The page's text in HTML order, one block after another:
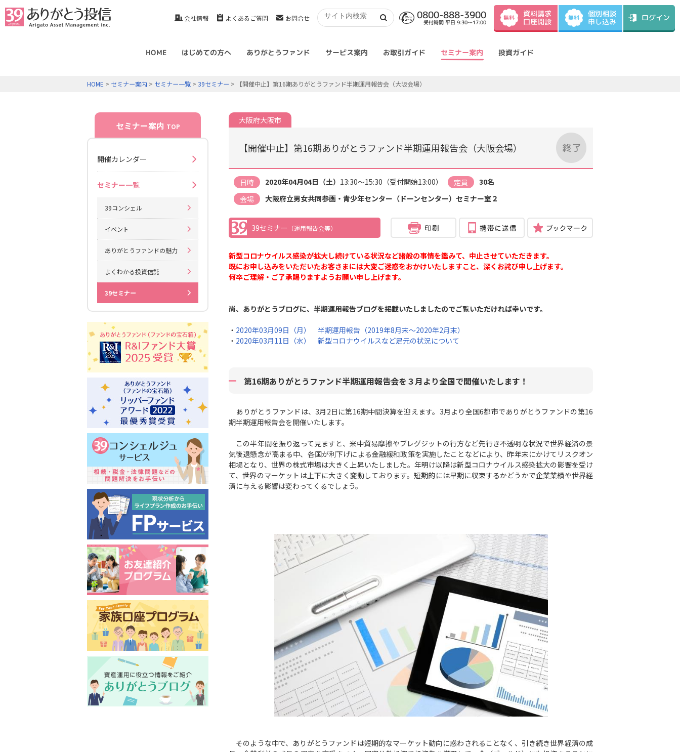
会社情報 よくあるご質問 お問合せ 0800-888-3900
受付時間 平日 9:30～17:00
無料 資料請求
口座開設 無料 個別相談
申し込み ログイン
HOME はじめての方へ ありがとうファンド サービス案内 お取引ガイド セミナー案内 投資ガイド
HOME > セミナー案内 > セミナー一覧 > 39セミナー > 【開催中止】第16期ありがとうファンド半期運用報告会（大阪会場）
大阪府大阪市
【開催中止】第16期ありがとうファンド半期運用報告会（大阪会場）
日時 2020年04月04日（土） 13:30～15:30（受付開始13:00） 定員
30名
会場
大阪府立男女共同参画・青少年センター（ドーンセンター）セミナー室２
39セミナー （運用報告会等）
新型コロナウイルス感染が拡大し続けている状況など諸般の事情を鑑みて、中止させていただきます。
既にお申し込みをいただいたお客さまには大変ご迷惑をおかけいたしますこと、深くお詫び申し上げます。
何卒ご理解・ご了承賜りますようお願い申し上げます。
尚、ありがとうブログに、半期運用報告ブログを掲載いたしましたのでご覧いただければ幸いです。
・ 2020年03月09日（月） 半期運用報告（2019年8月末～2020年2月末）
・ 2020年03月11日（水） 新型コロナウイルスなど足元の状況について
第16期ありがとうファンド半期運用報告会を３月より全国で開催いたします！
ありがとうファンドは、3月2日に第16期中間決算を迎えます。3月より全国6都市でありがとうファンドの第16
期半期運用報告会を開催いたします。
この半年間を振り返って見ますと、米中貿易摩擦やブレグジットの行方など先行き不透明な状況で世界経済の景
気後退懸念が高まる中、各国が利下げによる金融緩和政策を実施したことなどにより、昨年末にかけてリスクオン
相場となり、世界の株式市場は大きく上昇いたしました。年明け以降は新型コロナウイルス感染拡大の影響を受け
て、世界のマーケットは上下に大きく変動しております。短期的には早期に収束するかどうかで企業業績や世界経
済に与える影響は変わってくるでしょう。
そのような中で、ありがとうファンドは短期的なマーケット動向に惑わされることなく、引き続き世界経済の成
セミナー案内 TOP
開催カレンダー
セミナー一覧
39コンシェル
イベント
ありがとうファンドの魅力
よくわかる投資信託
39セミナー